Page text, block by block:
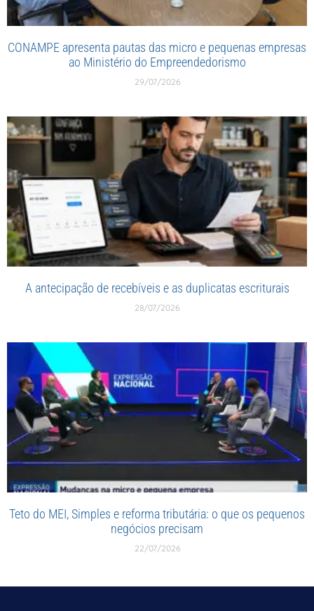
CONAMPE apresenta pautas das micro e pequenas empresas
ao Ministério do Empreendedorismo
29/07/2026
A antecipação de recebíveis e as duplicatas escriturais
28/07/2026
Teto do MEI, Simples e reforma tributária: o que os pequenos
negócios precisam
22/07/2026